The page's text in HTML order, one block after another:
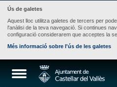
Ús de galetes
Aquest lloc utilitza galetes de tercers per
l'anàlisi de la teva navegació. Si continues
configuració considerarem que acceptes la
Més informació sobre l'ús de les galetes